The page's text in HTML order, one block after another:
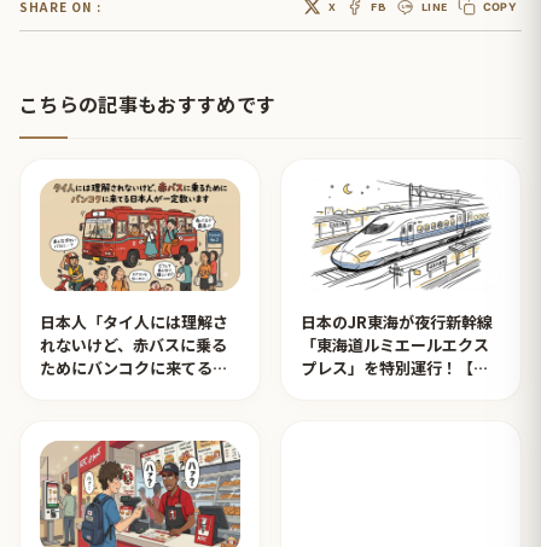
SHARE ON : X FB LINE COPY
こちらの記事もおすすめです
日本人「タイ人には理解さ
れないけど、赤バスに乗る
ためにバンコクに来てる日
日本のJR東海が夜行新幹線
「東海道ルミエールエクス
プレス」を特別運行！【タ